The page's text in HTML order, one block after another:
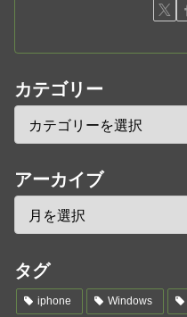
カテゴリー
アーカイブ
タグ
iphone Windows